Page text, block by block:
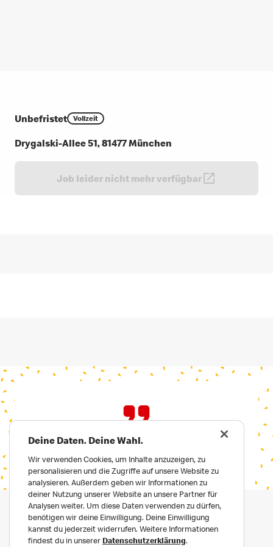
Unbefristet Vollzeit
Drygalski-Allee 51, 81477 München
Job leider nicht mehr verfügbar
Deine Daten. Deine Wahl.
Wir verwenden Cookies, um Inhalte anzuzeigen, zu
personalisieren und die Zugriffe auf unsere Website zu
analysieren. Außerdem geben wir Informationen zu
deiner Nutzung unserer Website an unsere Partner für
Analysen weiter. Um diese Daten verwenden zu dürfen,
benötigen wir deine Einwilligung. Deine Einwilligung
kannst du jederzeit widerrufen. Weitere Informationen
findest du in unserer Datenschutzerklärung.